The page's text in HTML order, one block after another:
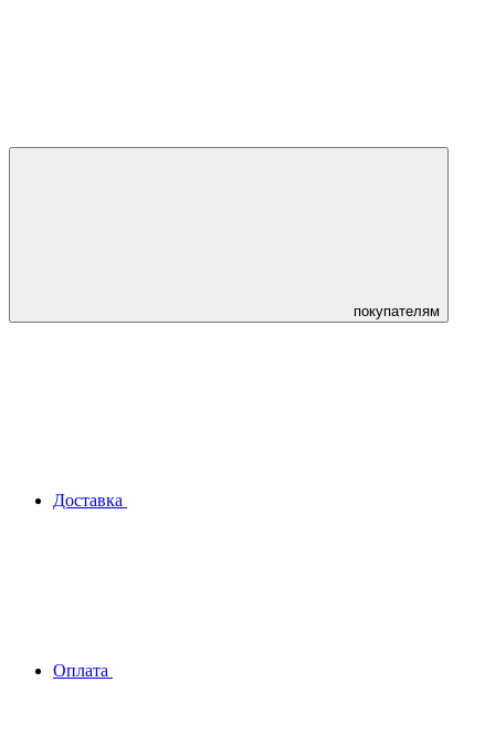
покупателям
Доставка
Оплата